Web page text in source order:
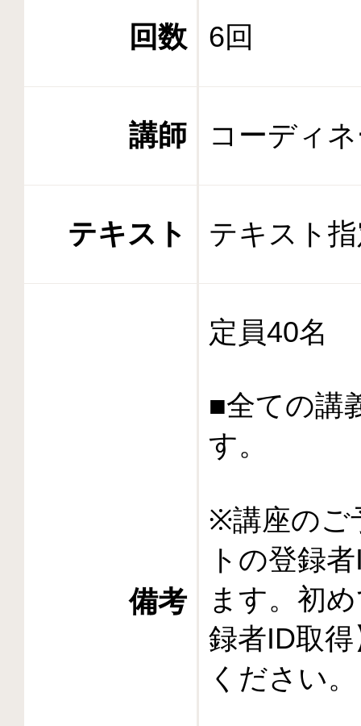
回数 6回
講師 コーディ
テキスト テキスト
備考
定員40名
■全ての講
す。
※講座のご
トの登録
ます。初
録者ID取
ください。